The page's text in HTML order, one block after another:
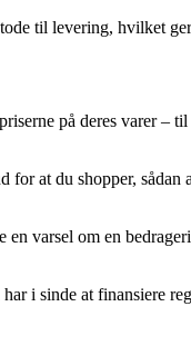
til levering, hvilket
på deres varer –
at du shopper, sådan
varsel om en
i sinde at finansiere